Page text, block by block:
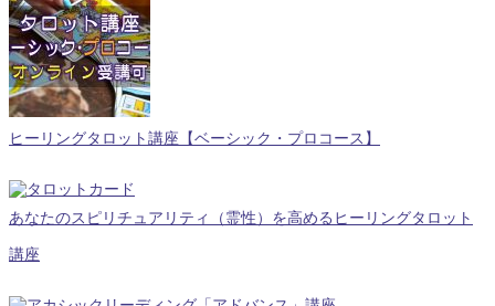
ヒーリングタロット講座【ベーシック・プロコース】
あなたのスピリチュアリティ（霊性）を高めるヒーリングタロット
講座